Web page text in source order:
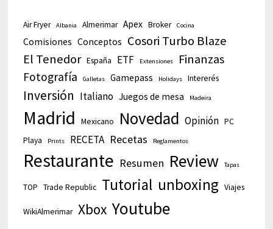
Air Fryer Albania Almerimar Apex Broker Cocina
Comisiones Conceptos Cosori Turbo Blaze
El Tenedor España ETF Extensiones Finanzas
Fotografía Galletas Gamepass Holidays Intererés
Inversión Italiano Juegos de mesa Madeira
Madrid Mexicano Novedad Opinión PC
Playa
Prints RECETA Recetas Reglamentos
Restaurante Resumen Review Tapas
TOP Trade Republic Tutorial unboxing Viajes
WikiAlmerimar Xbox Youtube